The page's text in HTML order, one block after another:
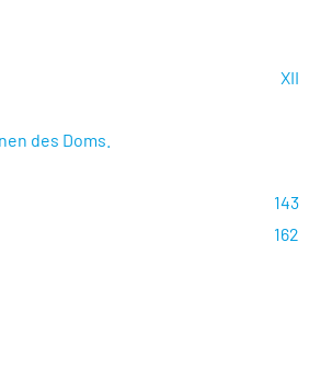
XII
des Doms.
143
162